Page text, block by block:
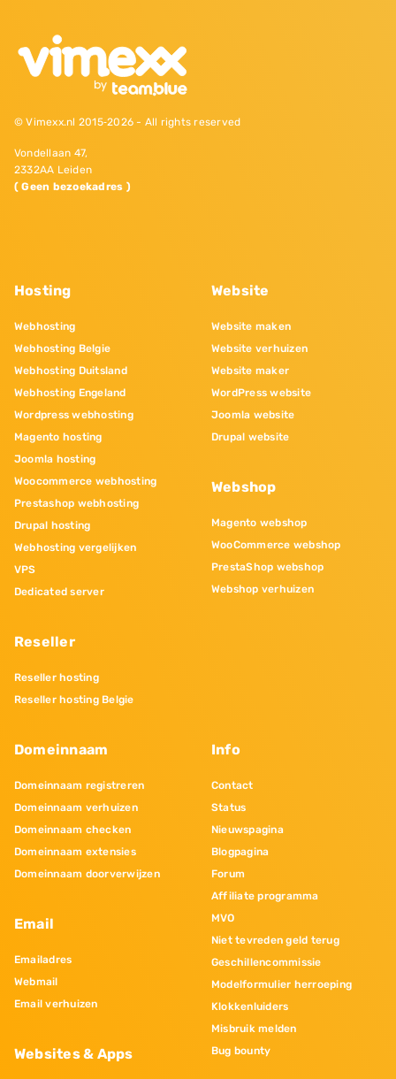
© Vimexx.nl 2015‐2026 - All rights reserved
Vondellaan 47,
2332AA Leiden
( Geen bezoekadres )
Hosting
Webhosting
Webhosting Belgie
Webhosting Duitsland
Webhosting Engeland
Wordpress webhosting
Magento hosting
Joomla hosting
Woocommerce webhosting
Prestashop webhosting
Drupal hosting
Webhosting vergelijken
VPS
Dedicated server
Reseller
Reseller hosting
Reseller hosting Belgie
Website
Website maken
Website verhuizen
Website maker
WordPress website
Joomla website
Drupal website
Webshop
Magento webshop
WooCommerce webshop
PrestaShop webshop
Webshop verhuizen
Domeinnaam
Domeinnaam registreren
Domeinnaam verhuizen
Domeinnaam checken
Domeinnaam extensies
Domeinnaam doorverwijzen
Email
Emailadres
Webmail
Email verhuizen
Websites & Apps
Info
Contact
Status
Nieuwspagina
Blogpagina
Forum
Affiliate programma
MVO
Niet tevreden geld terug
Geschillencommissie
Modelformulier herroeping
Klokkenluiders
Misbruik melden
Bug bounty